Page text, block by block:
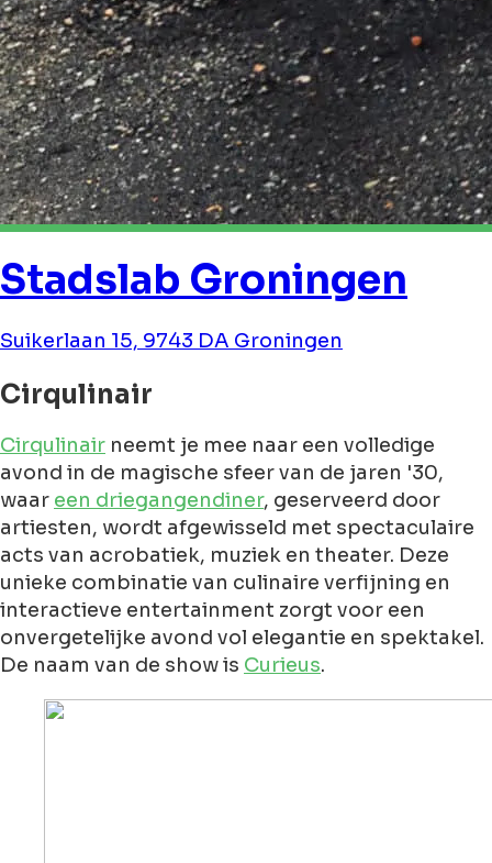
Stadslab Groningen
Suikerlaan 15, 9743 DA Groningen
Cirqulinair
Cirqulinair neemt je mee naar een volledige
avond in de magische sfeer van de jaren '30,
waar een driegangendiner, geserveerd door
artiesten, wordt afgewisseld met spectaculaire
acts van acrobatiek, muziek en theater. Deze
unieke combinatie van culinaire verfijning en
interactieve entertainment zorgt voor een
onvergetelijke avond vol elegantie en spektakel.
De naam van de show is Curieus.